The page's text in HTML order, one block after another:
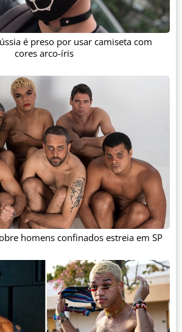
é preso por usar camiseta com
cores arco-íris
homens confinados estreia em SP